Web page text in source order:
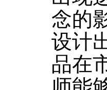
念的
设计
品在